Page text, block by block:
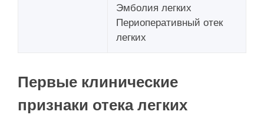
Эмболия легких
Периоперативный отек
легких
Первые клинические
признаки отека легких